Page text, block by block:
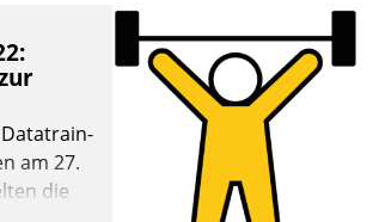
am 27.
die